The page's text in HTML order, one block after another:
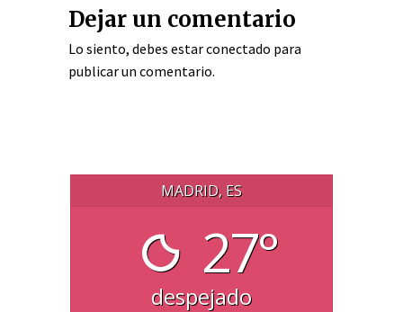
Dejar un comentario
Lo siento, debes estarconectado para
publicar un comentario.
MADRID, ES
27°
despejado